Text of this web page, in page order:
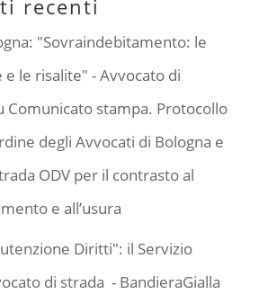
recenti
"Sovraindebitamento: le
e le risalite" - Avvocato di
Comunicato stampa. Protocollo
degli Avvocati di Bologna e
ODV per il contrasto al
e all’usura
Diritti": il Servizio
di strada - BandieraGialla